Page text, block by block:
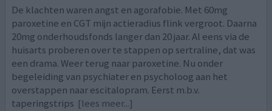
De klachten waren angst en agorafobie. Met 60mg
paroxetine en CGT mijn actieradius flink vergroot. Daarna
20mg onderhoudsfonds langer dan 20 jaar. Al eens via de
huisarts proberen over te stappen op sertraline, dat was
een drama. Weer terug naar paroxetine. Nu onder
begeleiding van psychiater en psycholoog aan het
overstappen naar escitalopram. Eerst m.b.v.
taperingstrips [lees meer...]